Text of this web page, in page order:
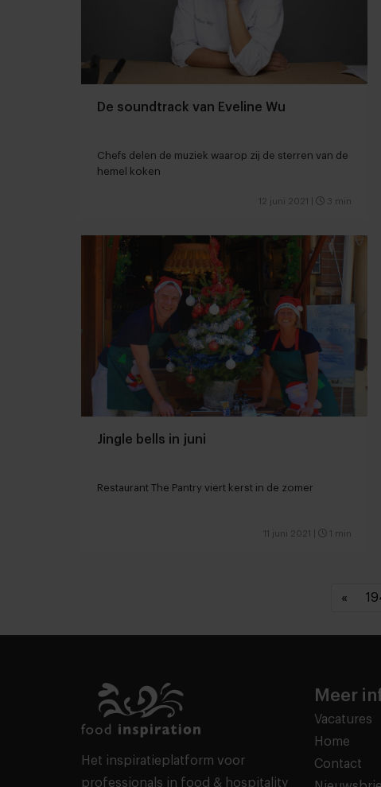
De soundtrack van Eveline Wu
Chefs delen de muziek waarop zij de sterren van de
hemel koken
12 juni 2021 3 min
Jingle bells in juni
Restaurant The Pantry viert kerst in de zomer
11 juni 2021 1 min
«
Het inspiratieplatform voor
professionals in food & hospitality
Meer
Vacatures
Home
Contact